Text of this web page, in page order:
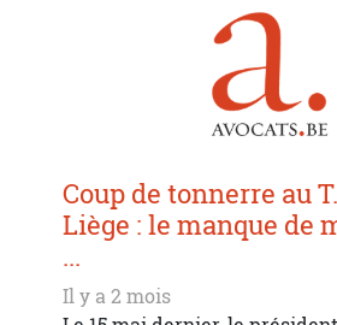
Coup de tonnerre au
Liège : le manque de
...
Il y a 2 mois